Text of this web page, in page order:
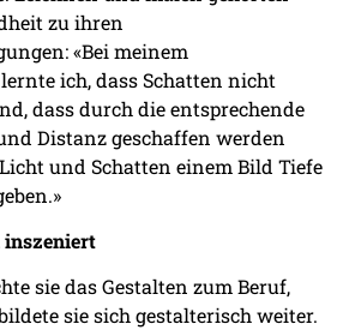
zu ihren
«Bei meinem
ich, dass Schatten nicht
dass durch die entsprechende
Distanz geschaffen werden
und Schatten einem Bild Tiefe
inszeniert
sie das Gestalten zum Beruf,
sie sich gestalterisch weiter.